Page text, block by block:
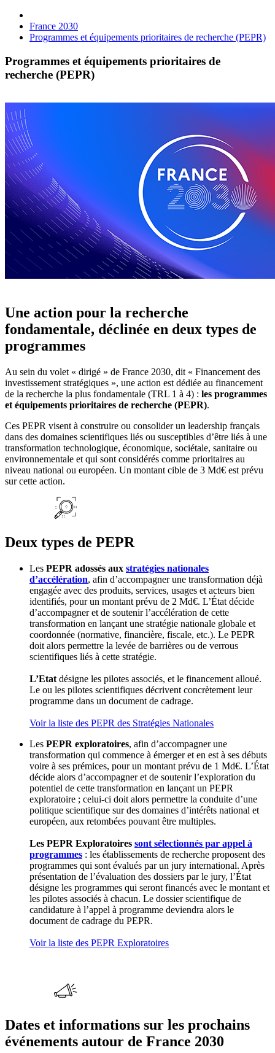
France 2030
Programmes et équipements prioritaires de recherche (PEPR)
Programmes et équipements prioritaires de
recherche (PEPR)
Une action pour la recherche
fondamentale, déclinée en deux types de
programmes
Au sein du volet « dirigé » de France 2030, dit « Financement des
investissement stratégiques », une action est dédiée au financement
de la recherche la plus fondamentale (TRL 1 à 4) : les programmes
et équipements prioritaires de recherche (PEPR).
Ces PEPR visent à construire ou consolider un leadership français
dans des domaines scientifiques liés ou susceptibles d’être liés à une
transformation technologique, économique, sociétale, sanitaire ou
environnementale et qui sont considérés comme prioritaires au
niveau national ou européen. Un montant cible de 3 Md€ est prévu
sur cette action.
Deux types de PEPR
Les PEPR adossés aux stratégies nationales
d’accélération, afin d’accompagner une transformation déjà
engagée avec des produits, services, usages et acteurs bien
identifiés, pour un montant prévu de 2 Md€. L’État décide
d’accompagner et de soutenir l’accélération de cette
transformation en lançant une stratégie nationale globale et
coordonnée (normative, financière, fiscale, etc.). Le PEPR
doit alors permettre la levée de barrières ou de verrous
scientifiques liés à cette stratégie.
L’Etat désigne les pilotes associés, et le financement alloué.
Le ou les pilotes scientifiques décrivent concrètement leur
programme dans un document de cadrage.
Voir la liste des PEPR des Stratégies Nationales
Les PEPR exploratoires, afin d’accompagner une
transformation qui commence à émerger et en est à ses débuts
voire à ses prémices, pour un montant prévu de 1 Md€. L’État
décide alors d’accompagner et de soutenir l’exploration du
potentiel de cette transformation en lançant un PEPR
exploratoire ; celui-ci doit alors permettre la conduite d’une
politique scientifique sur des domaines d’intérêts national et
européen, aux retombées pouvant être multiples.
Les PEPR Exploratoires sont sélectionnés par appel à
programmes : les établissements de recherche proposent des
programmes qui sont évalués par un jury international. Après
présentation de l’évaluation des dossiers par le jury, l’État
désigne les programmes qui seront financés avec le montant et
les pilotes associés à chacun. Le dossier scientifique de
candidature à l’appel à programme deviendra alors le
document de cadrage du PEPR.
Voir la liste des PEPR Exploratoires
Dates et informations sur les prochains
événements autour de France 2030